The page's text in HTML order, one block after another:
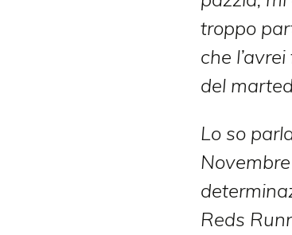
troppo
che
del
Lo so
Reds